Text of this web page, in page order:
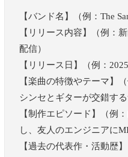
【バンド名】（例：The
【リリース内容】（例：
配信）
【リリース日】（例：
【楽曲の特徴やテーマ】
シンセとギターが交錯する
【制作エピソード】（例
し、友人のエンジニアに
【過去の代表作・活動歴